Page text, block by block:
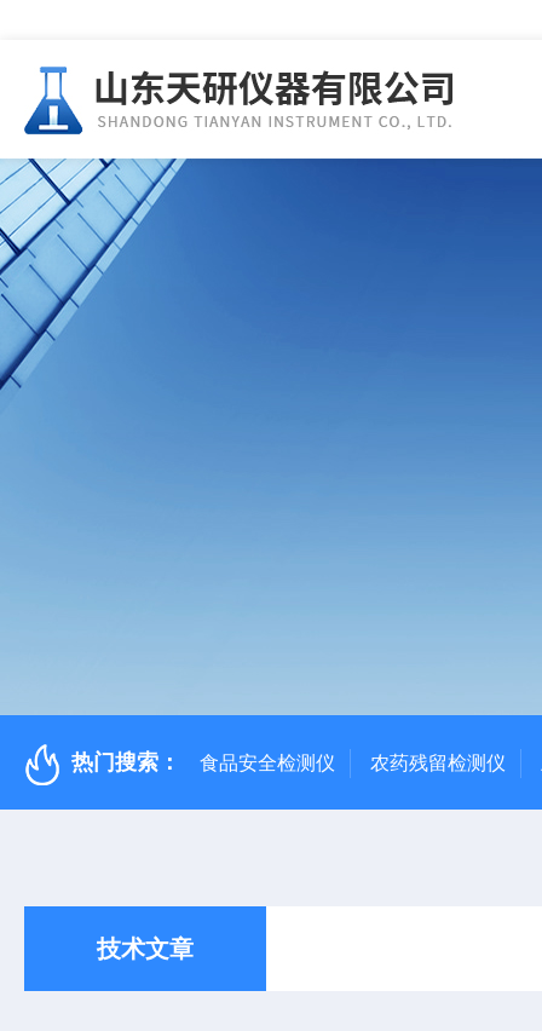
热门搜索： 食品安全检测仪 农药残留检测仪
技术文章